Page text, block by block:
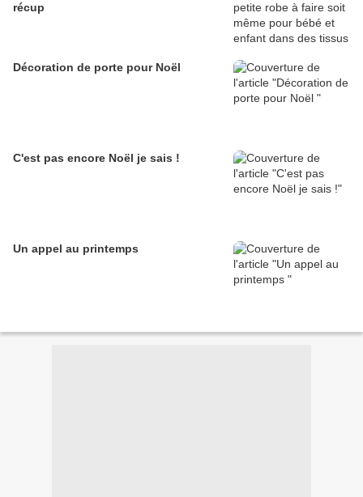
récup
Décoration de porte pour Noël
C'est pas encore Noël je sais !
Un appel au printemps